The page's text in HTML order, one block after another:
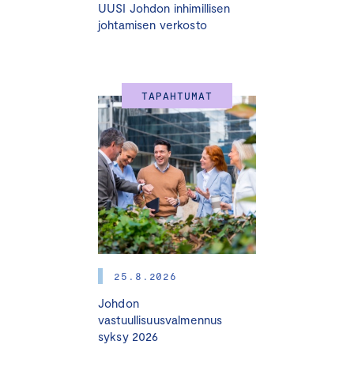
UUSI Johdon inhimillisen
johtamisen verkosto
TAPAHTUMAT
25.8.2026
Johdon
vastuullisuusvalmennus
syksy 2026